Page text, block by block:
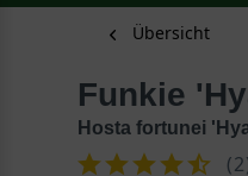
Übersicht
Funkie
Hosta fortunei
(2